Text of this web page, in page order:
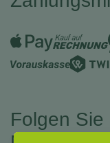
Folgen